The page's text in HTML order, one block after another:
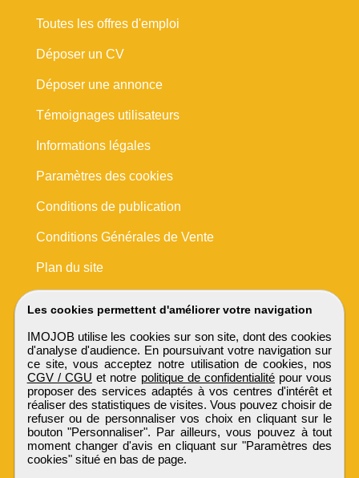
Les cookies permettent d'améliorer votre navigation
IMOJOB utilise les cookies sur son site, dont des cookies
d'analyse d'audience. En poursuivant votre navigation sur
ce site, vous acceptez notre utilisation de cookies, nos
CGV / CGU et notre politique de confidentialité pour vous
proposer des services adaptés à vos centres d'intérêt et
réaliser des statistiques de visites. Vous pouvez choisir de
refuser ou de personnaliser vos choix en cliquant sur le
bouton "Personnaliser". Par ailleurs, vous pouvez à tout
moment changer d'avis en cliquant sur "Paramètres des
cookies" situé en bas de page.
Toutes les offres d'emploi
Déposer un CV
Déposer une annonce
Témoignages utilisateurs
Informations légales
Paramètres des cookies
Conditions de publication
Conditions Générales de Vente
Plan du site